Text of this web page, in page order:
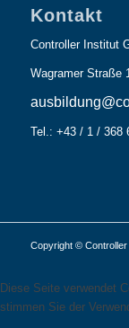
Kontakt
Controller Institut
Wagramer Straße
Tel.: +43 / 1 / 368
Copyright © Controller
Diese Seite verwendet
stimmen Sie der